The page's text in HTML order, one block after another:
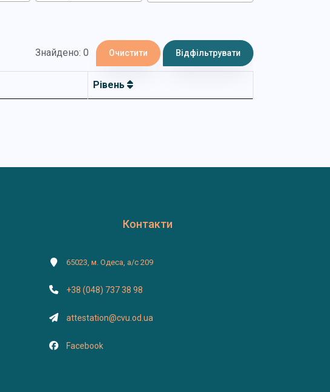
Знайдено: 0 Очистити Відфільтрувати
Рівень
Контакти
65023, м. Одеса, а/с 209
+38 (048) 737 38 98
attestation@cvu.od.ua
Facebook